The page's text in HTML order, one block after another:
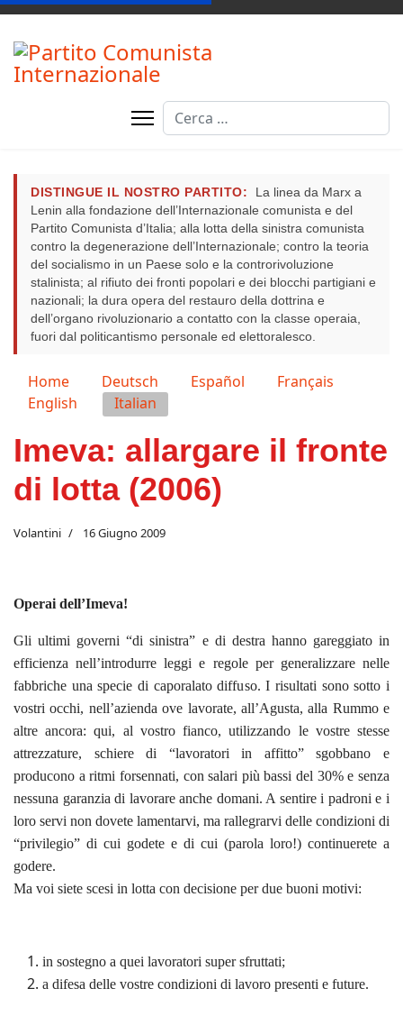
Cerca
DISTINGUE IL NOSTRO PARTITO:
La linea da Marx a
Lenin alla fondazione dell’Internazionale comunista e del
Partito Comunista d’Italia; alla lotta della sinistra comunista
contro la degenerazione dell’Internazionale; contro la teoria
del socialismo in un Paese solo e la controrivoluzione
stalinista; al rifiuto dei fronti popolari e dei blocchi partigiani e
nazionali; la dura opera del restauro della dottrina e
dell’organo rivoluzionario a contatto con la classe operaia,
fuori dal politicantismo personale ed elettoralesco.
Seleziona la tua lingua
Home Deutsch Español
Français
English
Italian
Imeva: allargare il fronte
di lotta (2006)
Volantini 16 Giugno 2009
Operai dell’Imeva!
Gli ultimi governi “di sinistra” e di destra hanno gareggiato in
efficienza nell’introdurre leggi e regole per generalizzare nelle
fabbriche una specie di caporalato diffuso. I risultati sono sotto i
vostri occhi, nell’azienda ove lavorate, all’Agusta, alla Rummo e
altre ancora: qui, al vostro fianco, utilizzando le vostre stesse
attrezzature, schiere di “lavoratori in affitto” sgobbano e
producono a ritmi forsennati, con salari più bassi del 30% e senza
nessuna garanzia di lavorare anche domani. A sentire i padroni e i
loro servi non dovete lamentarvi, ma rallegrarvi delle condizioni di
“privilegio” di cui godete e di cui (parola loro!) continuerete a
godere.
Ma voi siete scesi in lotta con decisione per due buoni motivi:
in sostegno a quei lavoratori super sfruttati;
a difesa delle vostre condizioni di lavoro presenti e future.